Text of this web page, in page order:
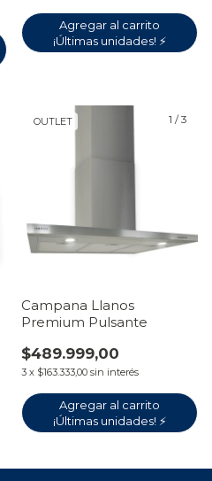
Agregar al carrito
¡Últimas unidades! ⚡
1 /3
OUTLET
Campana Llanos
Premium Pulsante
$489.999,00
3 x $163.333,00 sin interés
Agregar al carrito
¡Últimas unidades! ⚡